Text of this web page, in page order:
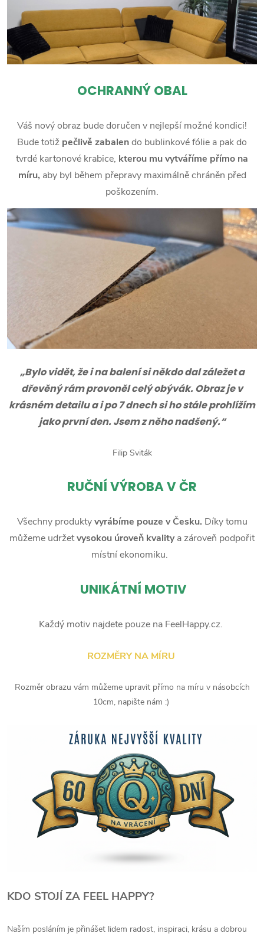
OCHRANNÝ OBAL
Váš nový obraz bude doručen v nejlepší možné kondici!
Bude totiž pečlivě zabalendo bublinkové fólie a pak do
tvrdé kartonové krabice, kterou mu vytváříme přímo na
míru, aby byl během přepravy maximálně chráněn před
poškozením.
„Bylo vidět, že i na balení si někdo dal záležet a
dřevěný rám provoněl celý obývák. Obraz je v
krásném detailu a i po 7 dnech si ho stále prohlížím
jako první den. Jsem z něho nadšený.“
Filip Sviták
RUČNÍ VÝROBA V ČR
Všechny produktyvyrábíme pouze v Česku. Díky tomu
můžeme udržetvysokou úroveň kvalitya zároveň podpořit
místní ekonomiku.
UNIKÁTNÍ MOTIV
Každý motiv najdete pouze na FeelHappy.cz.
ROZMĚRY NA MÍRU
Rozměr obrazu vám můžeme upravit přímo na míru v násobcích
10cm, napište nám :)
KDO STOJÍ ZA FEEL HAPPY?
Naším posláním je přinášet lidem radost, inspiraci, krásu a dobrou